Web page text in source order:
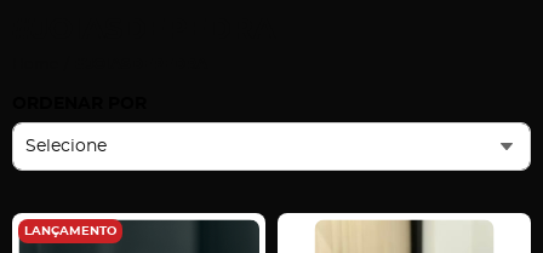
Selecione
LANÇAMENTO